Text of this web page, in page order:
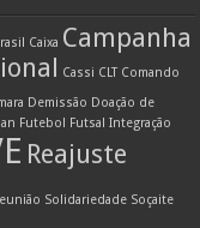
Caixa Campanha
Cassi CLT Comando
Demissão Doação de
Futebol Futsal Integração
Reajuste
Solidariedade Soçaite